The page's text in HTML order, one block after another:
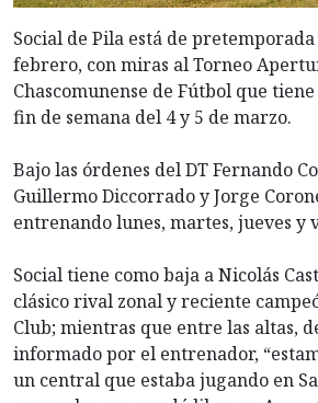
Social de Pila está de pretemporada
febrero, con miras al Torneo
Chascomunense de Fútbol que
fin de semana del 4 y 5 de marzo.
Bajo las órdenes del DT Fernando
Guillermo Diccorrado y Jorge
entrenando lunes, martes, jueves y
Social tiene como baja a Nicolás
clásico rival zonal y reciente
Club; mientras que entre las altas,
informado por el entrenador,
un central que estaba jugando en